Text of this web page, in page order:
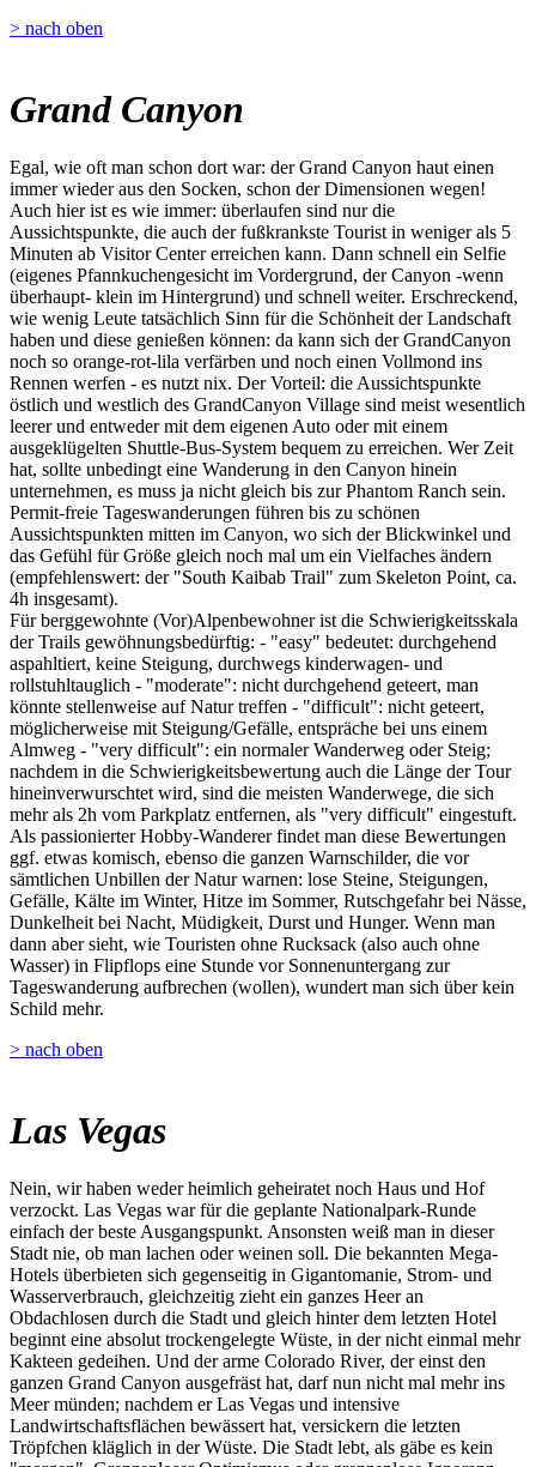
> nach oben
Grand Canyon
Egal, wie oft man schon dort war: der Grand Canyon haut einen
immer wieder aus den Socken, schon der Dimensionen wegen!
Auch hier ist es wie immer: überlaufen sind nur die
Aussichtspunkte, die auch der fußkrankste Tourist in weniger als 5
Minuten ab Visitor Center erreichen kann. Dann schnell ein Selfie
(eigenes Pfannkuchengesicht im Vordergrund, der Canyon -wenn
überhaupt- klein im Hintergrund) und schnell weiter. Erschreckend,
wie wenig Leute tatsächlich Sinn für die Schönheit der Landschaft
haben und diese genießen können: da kann sich der GrandCanyon
noch so orange-rot-lila verfärben und noch einen Vollmond ins
Rennen werfen - es nutzt nix. Der Vorteil: die Aussichtspunkte
östlich und westlich des GrandCanyon Village sind meist wesentlich
leerer und entweder mit dem eigenen Auto oder mit einem
ausgeklügelten Shuttle-Bus-System bequem zu erreichen. Wer Zeit
hat, sollte unbedingt eine Wanderung in den Canyon hinein
unternehmen, es muss ja nicht gleich bis zur Phantom Ranch sein.
Permit-freie Tageswanderungen führen bis zu schönen
Aussichtspunkten mitten im Canyon, wo sich der Blickwinkel und
das Gefühl für Größe gleich noch mal um ein Vielfaches ändern
(empfehlenswert: der "South Kaibab Trail" zum Skeleton Point, ca.
4h insgesamt).
Für berggewohnte (Vor)Alpenbewohner ist die Schwierigkeitsskala
der Trails gewöhnungsbedürftig: - "easy" bedeutet: durchgehend
aspahltiert, keine Steigung, durchwegs kinderwagen- und
rollstuhltauglich - "moderate": nicht durchgehend geteert, man
könnte stellenweise auf Natur treffen - "difficult": nicht geteert,
möglicherweise mit Steigung/Gefälle, entspräche bei uns einem
Almweg - "very difficult": ein normaler Wanderweg oder Steig;
nachdem in die Schwierigkeitsbewertung auch die Länge der Tour
hineinverwurschtet wird, sind die meisten Wanderwege, die sich
mehr als 2h vom Parkplatz entfernen, als "very difficult" eingestuft.
Als passionierter Hobby-Wanderer findet man diese Bewertungen
ggf. etwas komisch, ebenso die ganzen Warnschilder, die vor
sämtlichen Unbillen der Natur warnen: lose Steine, Steigungen,
Gefälle, Kälte im Winter, Hitze im Sommer, Rutschgefahr bei Nässe,
Dunkelheit bei Nacht, Müdigkeit, Durst und Hunger. Wenn man
dann aber sieht, wie Touristen ohne Rucksack (also auch ohne
Wasser) in Flipflops eine Stunde vor Sonnenuntergang zur
Tageswanderung aufbrechen (wollen), wundert man sich über kein
Schild mehr.
> nach oben
Las Vegas
Nein, wir haben weder heimlich geheiratet noch Haus und Hof
verzockt. Las Vegas war für die geplante Nationalpark-Runde
einfach der beste Ausgangspunkt. Ansonsten weiß man in dieser
Stadt nie, ob man lachen oder weinen soll. Die bekannten Mega-
Hotels überbieten sich gegenseitig in Gigantomanie, Strom- und
Wasserverbrauch, gleichzeitig zieht ein ganzes Heer an
Obdachlosen durch die Stadt und gleich hinter dem letzten Hotel
beginnt eine absolut trockengelegte Wüste, in der nicht einmal mehr
Kakteen gedeihen. Und der arme Colorado River, der einst den
ganzen Grand Canyon ausgefräst hat, darf nun nicht mal mehr ins
Meer münden; nachdem er Las Vegas und intensive
Landwirtschaftsflächen bewässert hat, versickern die letzten
Tröpfchen kläglich in der Wüste. Die Stadt lebt, als gäbe es kein